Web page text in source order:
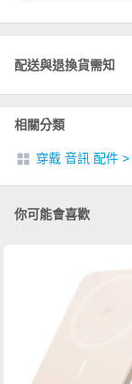
配送與退換貨需知
相關分類
穿戴 音訊 配件 >
你可能會喜歡